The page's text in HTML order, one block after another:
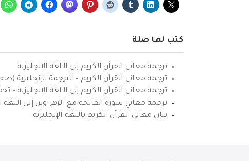
كتب لها صلة
ترجمة معاني القرآن الكريم إلى اللغة الإنجليزية
ترجمة معاني القرآن الكريم – الترجمة الإنجليزية
ترجمة معاني القرآن الكريم إلى اللغة الإنجليزية
ترجمة معاني سورة الفاتحة مع الزهراوين إلى اللغة
بيان معاني القرآن الكريم باللغة الإنجليزية